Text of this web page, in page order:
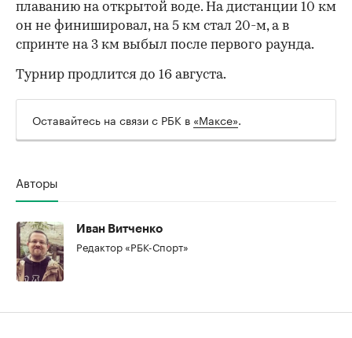
00:00 00:00
плаванию на открытой воде. На дистанции 10 км
он не финишировал, на 5 км стал 20-м, а в
спринте на 3 км выбыл после первого раунда.
Турнир продлится до 16 августа.
Оставайтесь на связи с РБК в «Максе».
Авторы
Иван Витченко
Редактор «РБК-Спорт»